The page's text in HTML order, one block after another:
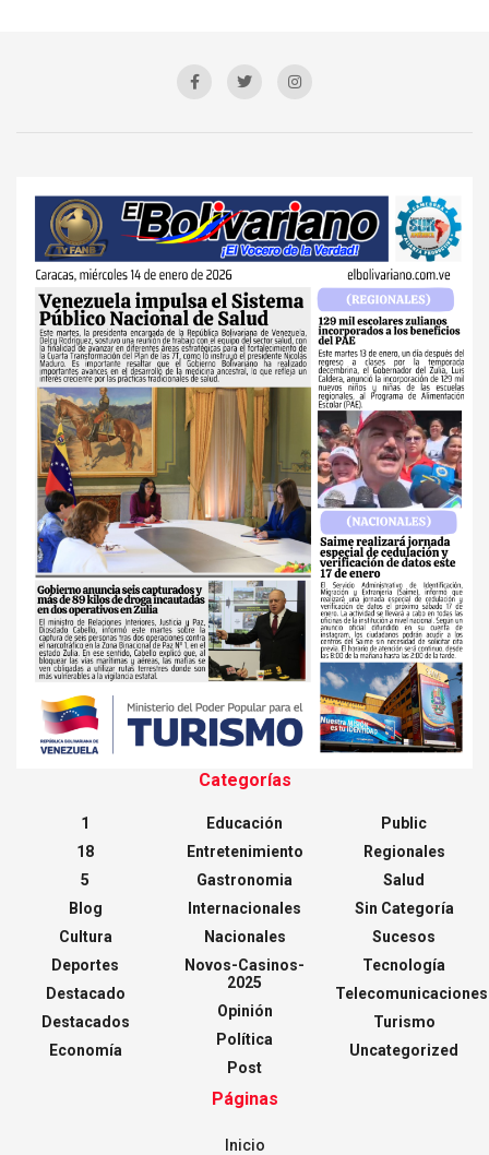
Categorías
1
18
5
Blog
Cultura
Deportes
Destacado
Destacados
Economía
Educación
Entretenimiento
Gastronomia
Internacionales
Nacionales
Novos-Casinos-
2025
Opinión
Política
Post
Public
Regionales
Salud
Sin Categoría
Sucesos
Tecnología
Telecomunicaciones
Turismo
Uncategorized
Páginas
Inicio